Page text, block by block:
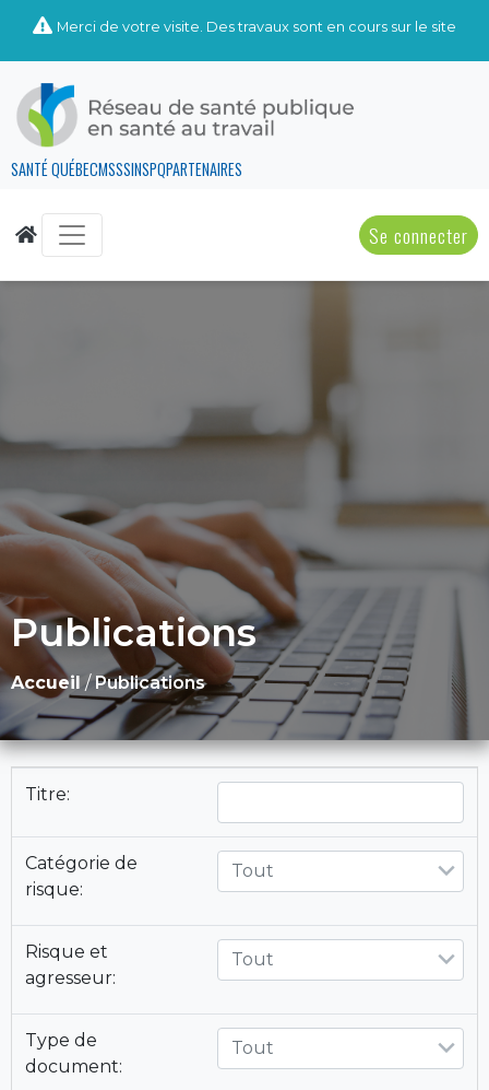
Merci de votre visite. Des travaux sont en cours sur le site
SANTÉ QUÉBECMSSSINSPQPARTENAIRES
Se connecter
Publications
Accueil /Publications
Titre:
Catégorie de
risque:
Tout
Risque et
agresseur:
Tout
Type de
document:
Tout